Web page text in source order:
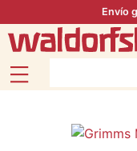
Envío